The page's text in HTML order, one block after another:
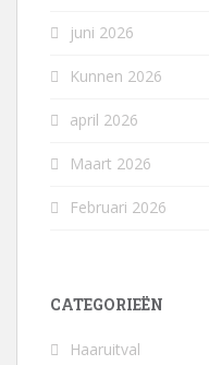
juni 2026
Kunnen 2026
april 2026
Maart 2026
Februari 2026
CATEGORIEËN
Haaruitval